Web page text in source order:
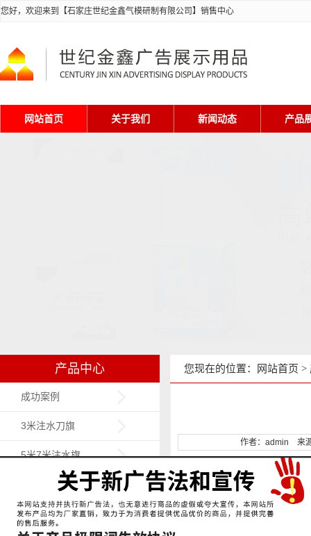
您好，欢迎来到【石家庄世纪金鑫气模研制有限公司】销售中心
网站首页 关于我们 新闻动态 产品
产品中心
成功案例
3米注水刀旗
5米7米注水旗
沙滩旗
您现在的位置： 网站首页 >
作者：admin 来